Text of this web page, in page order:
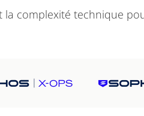
complexité technique